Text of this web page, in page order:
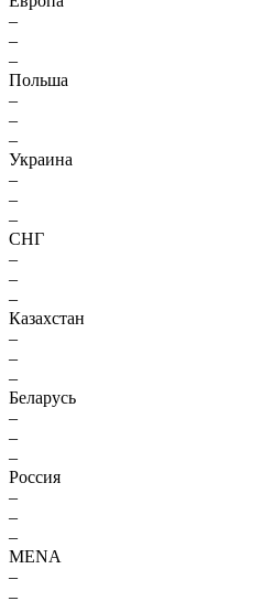
–
–
–
Польша
–
–
–
Украина
–
–
–
СНГ
–
–
–
Казахстан
–
–
–
Беларусь
–
–
–
Россия
–
–
–
MENA
–
–